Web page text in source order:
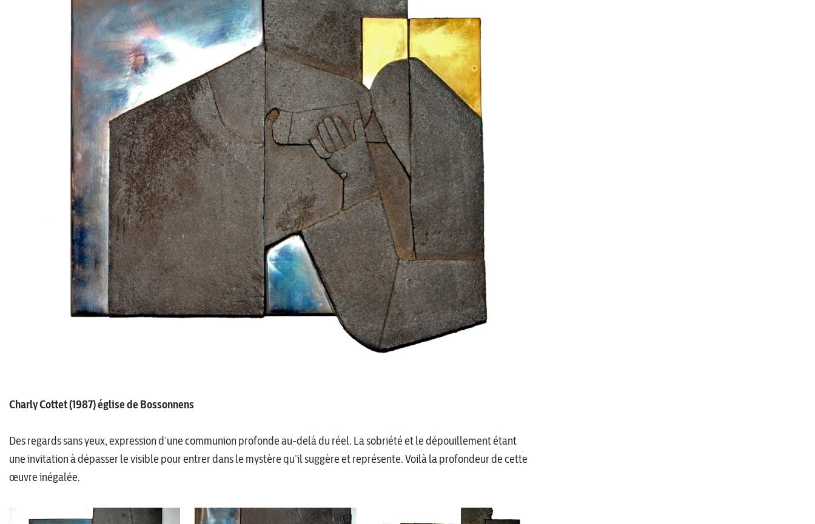
Charly Cottet (1987) église de Bossonnens
Des regards sans yeux, expression d’une communion profonde au-delà du réel. La sobriété et le dépouillement étant
une invitation à dépasser le visible pour entrer dans le mystère qu’il suggère et représente. Voilà la profondeur de cette
œuvre inégalée.